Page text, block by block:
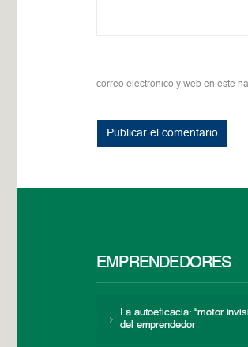
correo electrónico y web en este
EMPRENDEDORES
La autoeficacia: “motor
del emprendedor